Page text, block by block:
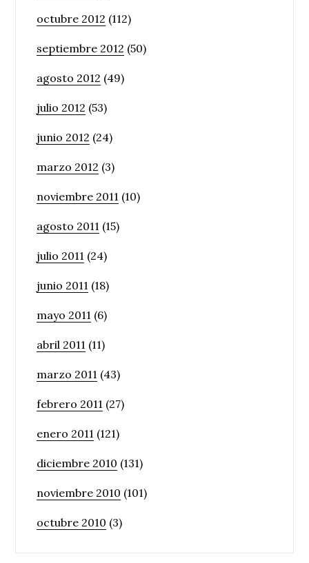
octubre 2012 (112)
septiembre 2012 (50)
agosto 2012 (49)
julio 2012 (53)
junio 2012 (24)
marzo 2012 (3)
noviembre 2011 (10)
agosto 2011 (15)
julio 2011 (24)
junio 2011 (18)
mayo 2011 (6)
abril 2011 (11)
marzo 2011 (43)
febrero 2011 (27)
enero 2011 (121)
diciembre 2010 (131)
noviembre 2010 (101)
octubre 2010 (3)